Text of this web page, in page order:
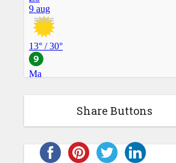
Share Buttons